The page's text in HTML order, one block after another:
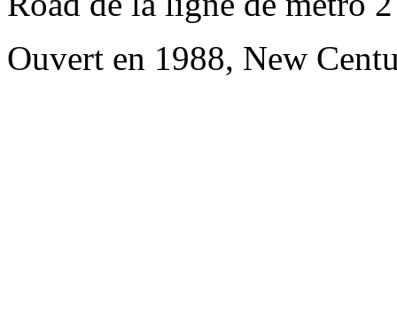
Ouvert en 1988, New